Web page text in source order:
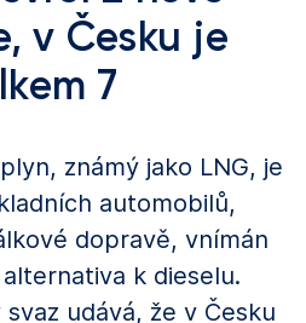
v Česku je
7
známý jako LNG, je
automobilů,
dopravě, vnímán
k dieselu.
udává, že v Česku